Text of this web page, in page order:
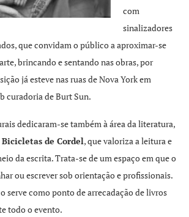
com
sinalizadores
que convidam o público a aproximar-se
brincando e sentando nas obras, por
já esteve nas ruas de Nova York em
curadoria de Burt Sun.
dedicaram-se também à área da literatura,
Bicicletas de Cordel, que valoriza a leitura e
da escrita. Trata-se de um espaço em que o
ou escrever sob orientação e profissionais.
serve como ponto de arrecadação de livros
todo o evento.